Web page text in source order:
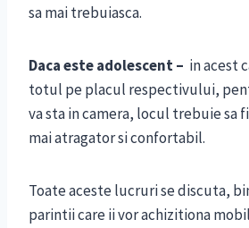
sa mai trebuiasca.
Daca este adolescent – in acest
totul pe placul respectivului,
va sta in camera, locul trebuie sa
mai atragator si confortabil.
Toate aceste lucruri se discuta,
parintii care ii vor achizitiona